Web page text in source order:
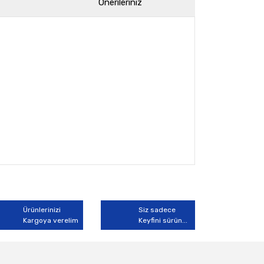
Önerileriniz
tarafımıza iletebilirsiniz.
Ürünlerinizi
Kargoya verelim
Siz sadece
Keyfini sürün...